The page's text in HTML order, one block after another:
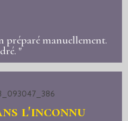
préparé manuellement.
"
l'inconnu